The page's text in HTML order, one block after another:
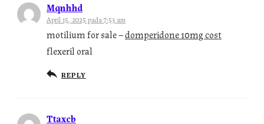
Mqnhhd
April 15, 2025 pada 7:53 am
motilium for sale –domperidone 10mg cost
flexeril oral
REPLY
Ttaxcb